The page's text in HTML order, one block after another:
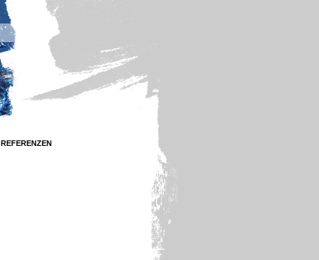
REFERENZEN